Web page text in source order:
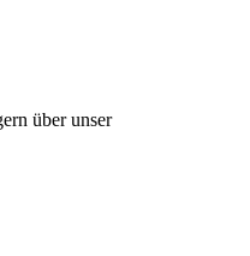
über unser